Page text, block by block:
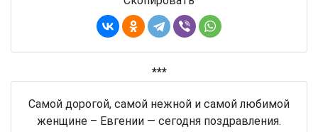
***
Самой дорогой, самой нежной и самой любимой
женщине – Евгении — сегодня поздравления.